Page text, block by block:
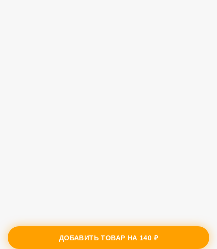
ДОБАВИТЬ ТОВАР НА 140 ₽